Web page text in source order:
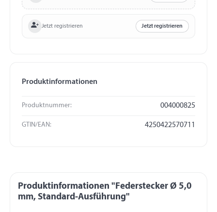
Jetzt registrieren Jetzt registrieren
Produktinformationen
Produktnummer: 004000825
GTIN/EAN: 4250422570711
Produktinformationen "Federstecker Ø 5,0
mm, Standard-Ausführung"